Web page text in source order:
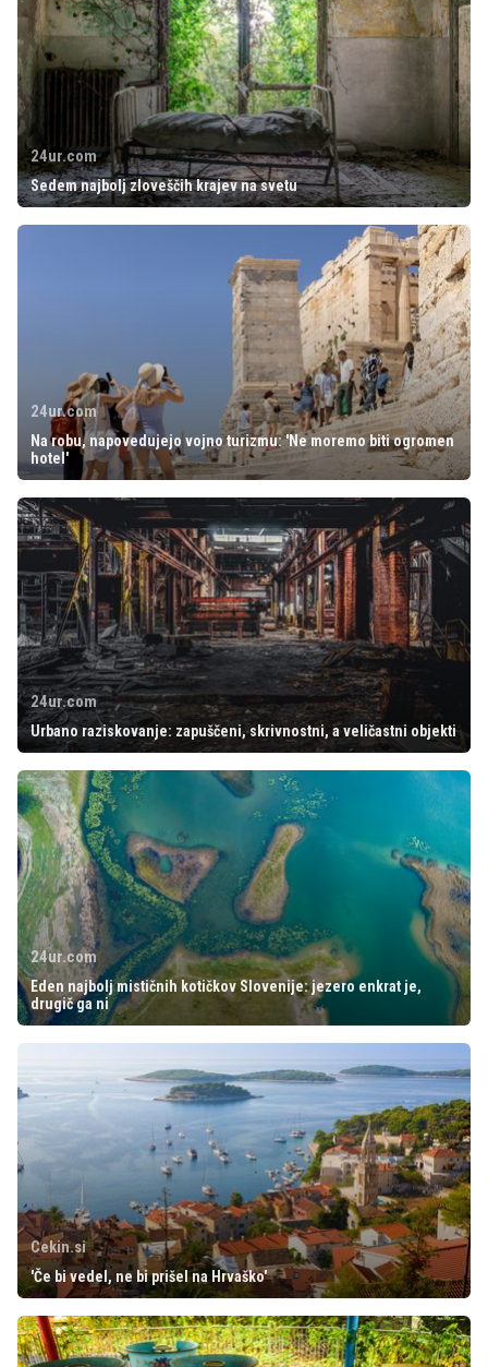
24ur.com
Sedem najbolj zloveščih krajev na svetu
24ur.com
Na robu, napovedujejo vojno turizmu: 'Ne moremo biti ogromen
hotel'
24ur.com
Urbano raziskovanje: zapuščeni, skrivnostni, a veličastni objekti
24ur.com
Eden najbolj mističnih kotičkov Slovenije: jezero enkrat je,
drugič ga ni
Cekin.si
'Če bi vedel, ne bi prišel na Hrvaško'